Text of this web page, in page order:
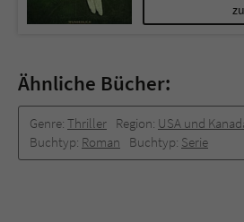
Ähnliche Bücher:
Genre: Thriller Region: USA und
Buchtyp: Roman Buchtyp: Serie